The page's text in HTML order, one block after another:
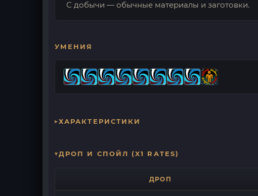
С добычи — обычные материалы и заготовки.
УМЕНИЯ
ХАРАКТЕРИСТИКИ
ДРОП И СПОЙЛ (X1 RATES)
ДРОП